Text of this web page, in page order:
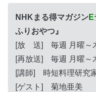
NHKまる得マガジン
ふりおやつ』
[放 送] 毎週 月曜～
[再放送] 毎週 月曜
[講師] 時短料理研究
[ゲスト] 菊地亜美